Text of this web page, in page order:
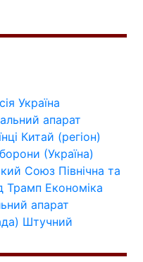
Україна
апарат
Китай (регіон)
(Україна)
Союз Північна та
Трамп Економіка
апарат
Штучний